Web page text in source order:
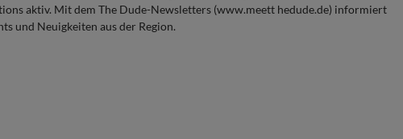
aktiv. Mit dem The Dude-Newsletters (www.meett hedude.de) informiert
und Neuigkeiten aus der Region.